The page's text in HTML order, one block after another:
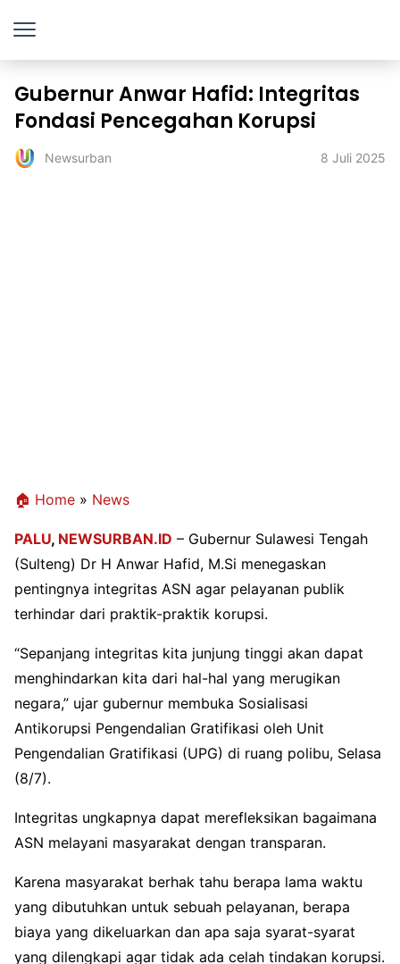
Gubernur Anwar Hafid: Integritas
Fondasi Pencegahan Korupsi
Newsurban 8 Juli 2025
🏠 Home » News
PALU, NEWSURBAN.ID – Gubernur Sulawesi Tengah
(Sulteng) Dr H Anwar Hafid, M.Si menegaskan
pentingnya integritas ASN agar pelayanan publik
terhindar dari praktik-praktik korupsi.
“Sepanjang integritas kita junjung tinggi akan dapat
menghindarkan kita dari hal-hal yang merugikan
negara,” ujar gubernur membuka Sosialisasi
Antikorupsi Pengendalian Gratifikasi oleh Unit
Pengendalian Gratifikasi (UPG) di ruang polibu, Selasa
(8/7).
Integritas ungkapnya dapat merefleksikan bagaimana
ASN melayani masyarakat dengan transparan.
Karena masyarakat berhak tahu berapa lama waktu
yang dibutuhkan untuk sebuah pelayanan, berapa
biaya yang dikeluarkan dan apa saja syarat-syarat
yang dilengkapi agar tidak ada celah tindakan korupsi.